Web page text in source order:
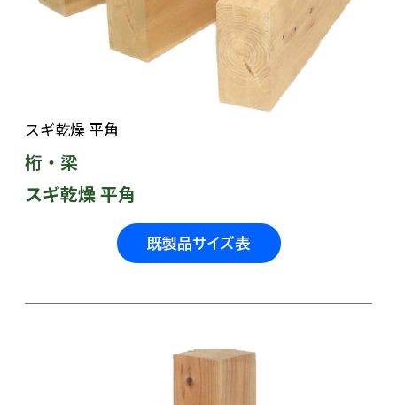
スギ乾燥 平角
桁・梁
スギ乾燥 平角
既製品サイズ表